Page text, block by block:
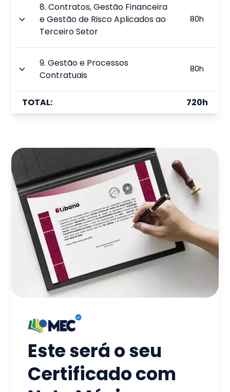
8.Contratos, Gestão Financeira
e Gestão de Risco Aplicados ao
Terceiro Setor
80h
9.Gestão e Processos
Contratuais
80h
TOTAL: 720h
Este será o seu
Certificado com